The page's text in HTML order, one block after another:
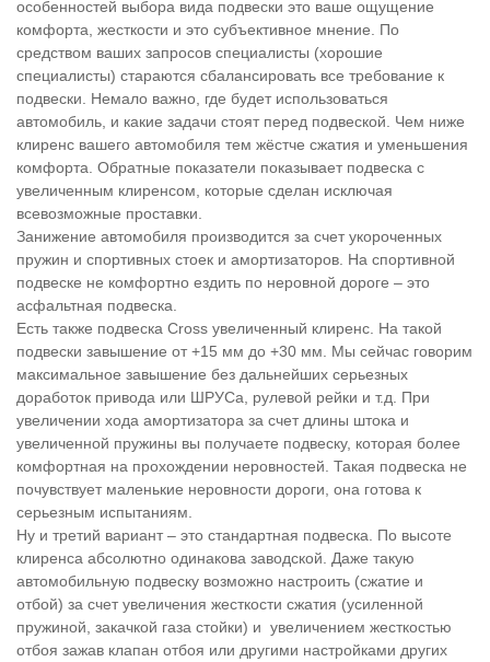
особенностей выбора вида подвески это ваше ощущение
комфорта, жесткости и это субъективное мнение. По
средством ваших запросов специалисты (хорошие
специалисты) стараются сбалансировать все требование к
подвески. Немало важно, где будет использоваться
автомобиль, и какие задачи стоят перед подвеской. Чем ниже
клиренс вашего автомобиля тем жёстче сжатия и уменьшения
комфорта. Обратные показатели показывает подвеска с
увеличенным клиренсом, которые сделан исключая
всевозможные проставки.
Занижение автомобиля производится за счет укороченных
пружин и спортивных стоек и амортизаторов. На спортивной
подвеске не комфортно ездить по неровной дороге – это
асфальтная подвеска.
Есть также подвеска Cross увеличенный клиренс. На такой
подвески завышение от +15 мм до +30 мм. Мы сейчас говорим
максимальное завышение без дальнейших серьезных
доработок привода или ШРУСа, рулевой рейки и т.д. При
увеличении хода амортизатора за счет длины штока и
увеличенной пружины вы получаете подвеску, которая более
комфортная на прохождении неровностей. Такая подвеска не
почувствует маленькие неровности дороги, она готова к
серьезным испытаниям.
Ну и третий вариант – это стандартная подвеска. По высоте
клиренса абсолютно одинакова заводской. Даже такую
автомобильную подвеску возможно настроить (сжатие и
отбой) за счет увеличения жесткости сжатия (усиленной
пружиной, закачкой газа стойки) и увеличением жесткостью
отбоя зажав клапан отбоя или другими настройками других